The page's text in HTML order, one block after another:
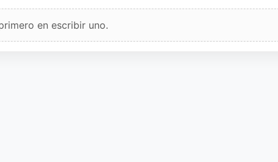
en escribir uno.